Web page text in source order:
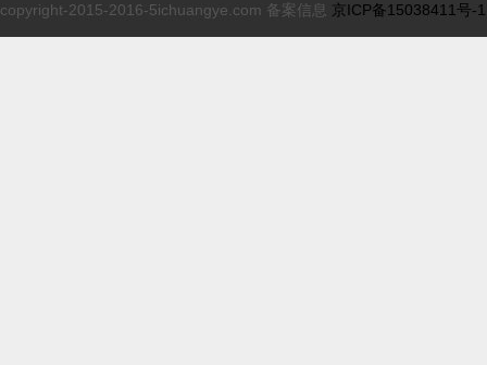
copyright-2015-2016-5ichuangye.com 备案信息 京ICP备15038411号-1